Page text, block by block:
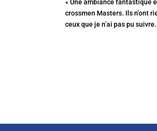
« Une ambiance fantastique
crossmen Masters. Ils n’ont
ceux que je n’ai pas pu